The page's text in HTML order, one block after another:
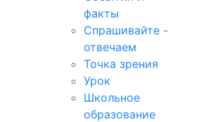
факты
Спрашивайте -
отвечаем
Точка зрения
Урок
Школьное
образование